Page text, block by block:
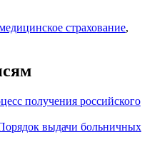
страхование,
получения российского
выдачи больничных